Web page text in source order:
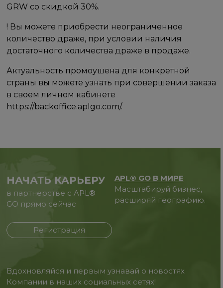
GRW со скидкой 30%.
! Вы можете приобрести неограниченное
количество драже, при условии наличия
достаточного количества драже в продаже.
Актуальность промоушена для конкретной
страны вы можете узнать при совершении заказа
в своем личном кабинете
https://backoffice.aplgo.com/.
НАЧАТЬ КАРЬЕРУ
в партнерстве с APL®
GO прямо сейчас
Регистрация
APL® GO В МИРЕ
Масштабируй бизнес,
расширяй географию.
Вдохновляйся и первым узнавай о новостях
Компании в наших социальных сетях!